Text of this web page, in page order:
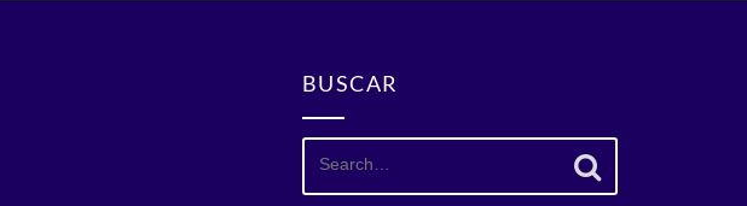
BUSCAR
Search